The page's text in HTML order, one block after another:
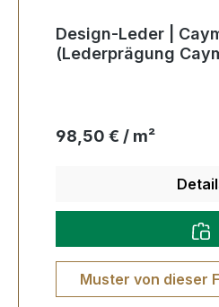
Design-Leder |
(Lederprägung
Regulärer Preis:
98,50 € / m²
Muster von dieser